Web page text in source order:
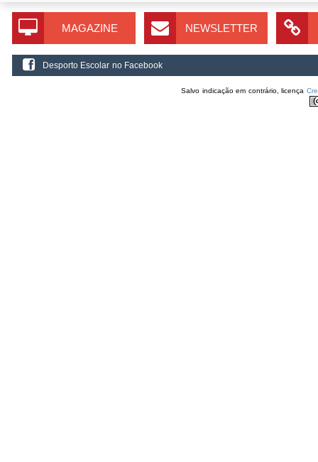
MAGAZINE NEWSLETTER
Desporto Escolar no Facebook
Salvo indicação em contrário, licença